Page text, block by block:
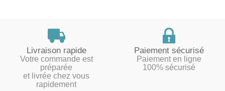
Livraison rapide
Votre commande est
préparée
et livrée chez vous
rapidement
Paiement sécurisé
Paiement en ligne
100% sécurisé